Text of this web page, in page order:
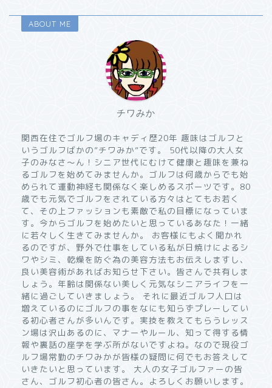
ABOUT ME
チワみか
関西在住でゴルフ場のキャディ歴20年 趣味はゴルフと
いうゴルフばかの”チワみか”です。 50代以降の大人女
子のみなさ〜ん！シニア世代にむけて健康と趣味を兼ね
るゴルフを始めてみませんか。ゴルフは何歳からでも始
められて運動神経も関係なく楽しめるスポーツです。80
歳でも元気でゴルフをされている方々はとてもお若く
て、その上ファッションも素敵で私の目標になっていま
す。今からゴルフを始めたいと思っているあなた！一緒
に若々しく生きてみませんか。 お客様にもよく聞かれ
るのですが、野外で仕事をしている私が日焼けによるシ
ワやシミ、乾燥を防ぐ為の美容方法もお伝えしますし、
良い美容術があればお知らせ下さい。皆さんで共有しま
しょう。年齢は関係ない美しく元気なシニアライフを一
緒に過ごしていきましょう。 それに最近ゴルフ人口は
増えているのにゴルフの事をなにも知らずプレーしてい
る初心者さんが多いんです。実技を教えてもらうレッス
ン場は沢山あるのに、マナーやルール、知って得する情
報や裏話の座学を学ぶ所がないですよね。なので現役ゴ
ルフ場常勤のチワみかが皆様の疑問に何でもお答えして
いきたいと思っています。 大人の女子ゴルファーの皆
さん、ゴルフ初心者の皆さん。よろしくお願いします。